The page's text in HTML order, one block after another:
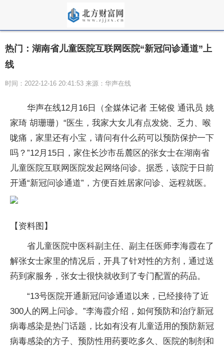
热门：湖南省儿童医院互联网医院“新冠问诊通道”上
线
时间：2022-12-16 20:41:53 来源：华声在线
华声在线12月16日（全媒体记者 王铭俊 通讯员 姚
家琦 胡珊珊）“医生，我家大女儿有点发烧、乏力、喉
咙痛，家里还有小宝，请问有什么药可以预防保护一下
吗？”12月15日，家住长沙市岳麓区的张女士在湖南省
儿童医院互联网医院发起网络问诊。据悉，该院于日前
开通“新冠问诊通道”，方便百姓居家问诊、远程就医。
【资料图】
省儿童医院中医科副主任、副主任医师李海霞在了
解张女士家里的情况后，开具了针对性的方剂，通过送
药到家服务，张女士很快就收到了专门配置的药品。
“13号医院开通新冠问诊通道以来，已经接待了近
300人的网上问诊。”李海霞介绍，如何预防和治疗新冠
病毒感染是热门话题，比如有没有儿童适用的预防新冠
病毒感染的方子、预防性用药要吃多久、医院的制剂和